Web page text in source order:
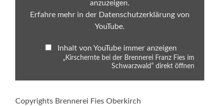
YouTube
anzeigen
anzuzeigen.
Erfahre mehr in der Datenschutzerklärung von
YouTube.
Inhalt von YouTube immer anzeigen
„Kirschernte bei der Brennerei Franz Fies im
Schwarzwald“ direkt öffnen
Copyrights Brennerei Fies Oberkirch